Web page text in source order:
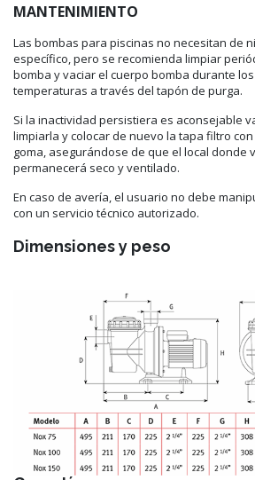
MANTENIMIENTO
Las bombas para piscinas no necesitan de
específico, pero se recomienda limpiar
bomba y vaciar el cuerpo bomba durante
temperaturas a través del tapón de purga.
Si la inactividad persistiera es aconsejable
limpiarla y colocar de nuevo la tapa filtro
goma, asegurándose de que el local donde
permanecerá seco y ventilado.
En caso de avería, el usuario no debe
con un servicio técnico autorizado.
Dimensiones y peso